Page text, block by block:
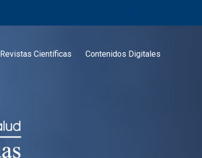
Revistas Científicas Contenidos Digitales